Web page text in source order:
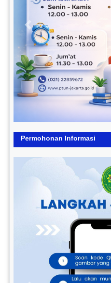
Previous
Permohonan Informasi